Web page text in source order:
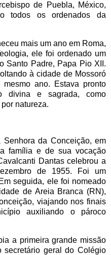
de Puebla, México,
todos os ordenados da
mais um ano em Roma,
ele foi ordenado um
Santo Padre, Papa Pio XII.
à cidade de Mossoró
ano. Estava pronto
divina e sagrada, como
natureza.
da Conceição, em
família e de sua vocação
Dantas celebrou a
de 1955. Foi um
seguida, ele foi nomeado
de Areia Branca (RN),
viajando nos finais
auxiliando o pároco
a primeira grande missão
secretário geral do Colégio